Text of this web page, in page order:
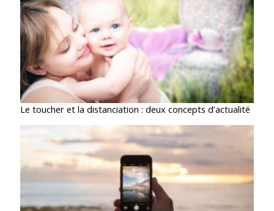
Le toucher et la distanciation : deux concepts d’actualité